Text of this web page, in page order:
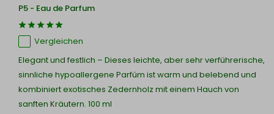
P5 - Eau de Parfum
Vergleichen
Elegant und festlich – Dieses leichte, aber sehr verführerische,
sinnliche hypoallergene Parfüm ist warm und belebend und
kombiniert exotisches Zedernholz mit einem Hauch von
sanften Kräutern. 100 ml